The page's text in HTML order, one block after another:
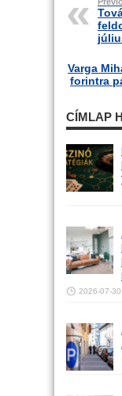
Varga
forintra
CÍMLAP
2026-07-30